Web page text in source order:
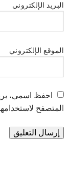
البريد الإلكتروني
الموقع الإلكتروني
احفظ اسمي،
المتصفح